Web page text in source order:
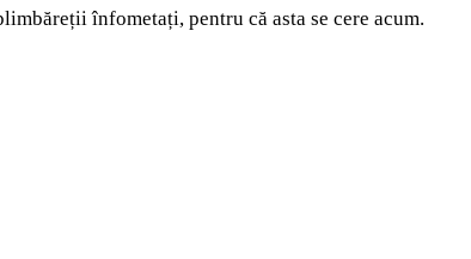
înfometați, pentru că asta se cere acum.